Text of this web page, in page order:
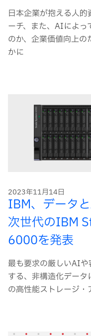
日本企業が抱える人
ーチ、また、AIによっ
のか、企業価値向上
かに
2023年11月14日
IBM、データ
次世代のIBM
6000を発表
最も要求の厳しいAI
する、非構造化デー
の高性能ストレージ・